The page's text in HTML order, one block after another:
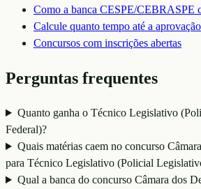
Como a banca CESPE/CEBRASPE
Calcule quanto tempo até a aprovação
Concursos com inscrições abertas
Perguntas frequentes
Quanto ganha o Técnico Legislativo
Federal)?
Quais matérias caem no concurso
para Técnico Legislativo (Policial
Qual a banca do concurso Câmara dos